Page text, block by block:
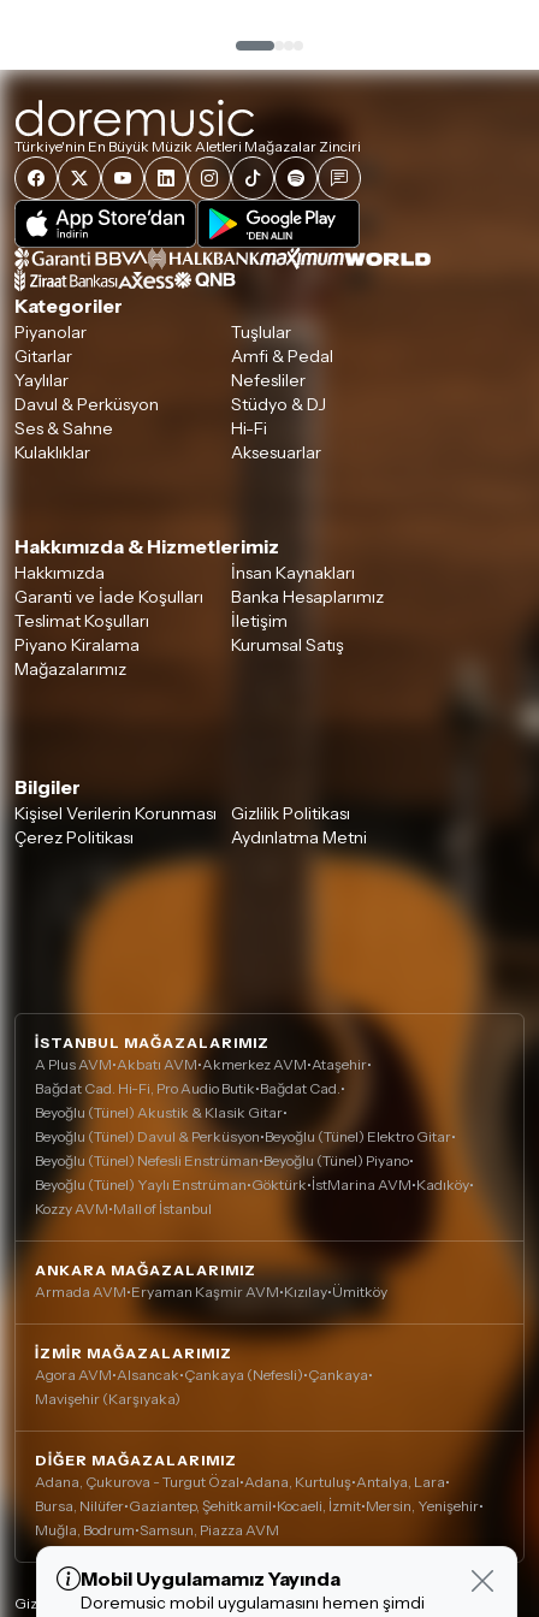
Türkiye'nin En Büyük Müzik Aletleri Mağazalar Zinciri
Kategoriler
Piyanolar
Tuşlular
Gitarlar
Amfi & Pedal
Yaylılar
Nefesliler
Davul & Perküsyon
Stüdyo & DJ
Ses & Sahne
Hi-Fi
Kulaklıklar
Aksesuarlar
Hakkımızda & Hizmetlerimiz
Hakkımızda
İnsan Kaynakları
Garanti ve İade Koşulları
Banka Hesaplarımız
Teslimat Koşulları
İletişim
Piyano Kiralama
Kurumsal Satış
Mağazalarımız
Bilgiler
Kişisel Verilerin Korunması
Gizlilik Politikası
Çerez Politikası
Aydınlatma Metni
İSTANBUL MAĞAZALARIMIZ
A Plus AVM•Akbatı AVM•Akmerkez AVM•Ataşehir•
Bağdat Cad. Hi-Fi, Pro Audio Butik•Bağdat Cad.•
Beyoğlu (Tünel) Akustik & Klasik Gitar•
Beyoğlu (Tünel) Davul & Perküsyon•Beyoğlu (Tünel) Elektro Gitar•
Beyoğlu (Tünel) Nefesli Enstrüman•Beyoğlu (Tünel) Piyano•
Beyoğlu (Tünel) Yaylı Enstrüman•Göktürk•İstMarina AVM•Kadıköy•
Kozzy AVM•Mall of İstanbul
ANKARA MAĞAZALARIMIZ
Armada AVM•Eryaman Kaşmir AVM•Kızılay•Ümitköy
İZMIR MAĞAZALARIMIZ
Agora AVM•Alsancak•Çankaya (Nefesli)•Çankaya•
Mavişehir (Karşıyaka)
DIĞER MAĞAZALARIMIZ
Adana, Çukurova - Turgut Özal•Adana, Kurtuluş•Antalya, Lara•
Bursa, Nilüfer•Gaziantep, Şehitkamil•Kocaeli, İzmit•Mersin, Yenişehir•
Muğla, Bodrum•Samsun, Piazza AVM
Gizlilik Politikası
Çerez Kullanımı
Alışveriş deneyiminizi iyileştirmek için yasal
Mobil Uygulamamız Yayında
Doremusic mobil uygulamasını hemen şimdi